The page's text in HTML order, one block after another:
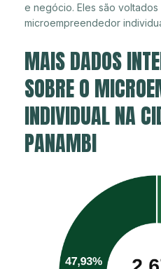
e negócio. Eles são
microempreendedor
MAIS DADOS
SOBRE O
INDIVIDUAL NA
PANAMBI